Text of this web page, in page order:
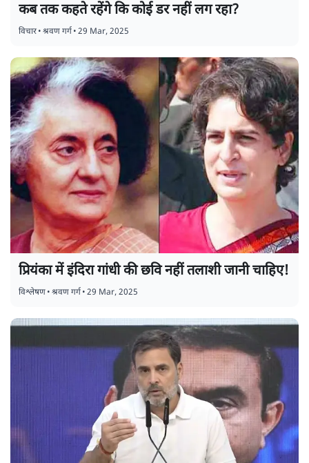
कब तक कहते रहेंगे कि कोई डर नहीं लग रहा?
विचार•श्रवण गर्ग•29 Mar, 2025
प्रियंका में इंदिरा गांधी की छवि नहीं तलाशी जानी चाहिए!
विश्लेषण•श्रवण गर्ग•29 Mar, 2025